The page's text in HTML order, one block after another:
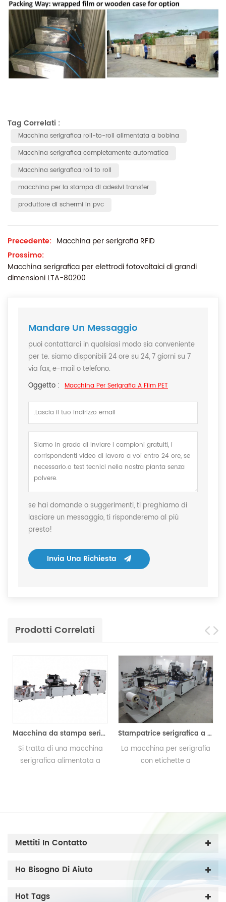
Tag Correlati :
Macchina serigrafica roll-to-roll alimentata a bobina
Macchina serigrafica completamente automatica
Macchina serigrafica roll to roll
macchina per la stampa di adesivi transfer
produttore di schermi in pvc
Precedente: Macchina per serigrafia RFID
Prossimo:
Macchina serigrafica per elettrodi fotovoltaici di grandi
dimensioni LTA-80200
Mandare Un Messaggio
puoi contattarci in qualsiasi modo sia conveniente
per te. siamo disponibili 24 ore su 24, 7 giorni su 7
via fax, e-mail o telefono.
Oggetto : Macchina Per Serigrafia A Film PET
se hai domande o suggerimenti, ti preghiamo di
lasciare un messaggio, ti risponderemo al più
presto!
Invia Una Richiesta
Prodotti Correlati
Stampatrice serigrafica a trasferimento di calore
La macchina per serigrafia
con etichette a
Macchina per serigrafia RFID
Questa macchina da
stampa RFID è ampiamente
all'industria elettronica. RFID
è l'abbreviazione di Rodia
Frequency Identification.
Mettiti In Contatto
Ho Bisogno Di Aiuto
Hot Tags